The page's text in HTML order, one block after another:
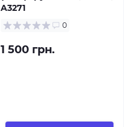
A3271
0
1 500 грн.